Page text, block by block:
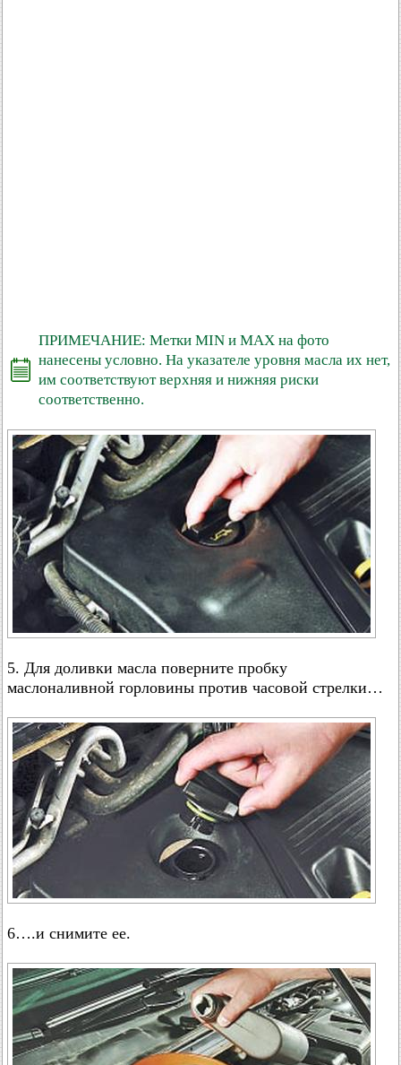
ПРИМЕЧАНИЕ: Метки MIN и MAX на фото
нанесены условно. На указателе уровня масла их нет,
им соответствуют верхняя и нижняя риски
соответственно.
5. Для доливки масла поверните пробку
маслоналивной горловины против часовой стрелки…
6….и снимите ее.